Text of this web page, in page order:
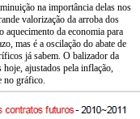
na importância delas nos
valorização da arroba dos
aquecimento da economia para
mas é a oscilação do abate de
já sabem. O balizador da
hoje, ajustados pela inflação,
no gráfico.